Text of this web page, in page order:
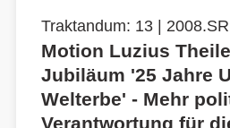
Traktandum: 13 |
Motion Luzius
Jubiläum '25 Jahre
Welterbe' - Mehr
Verantwortung für